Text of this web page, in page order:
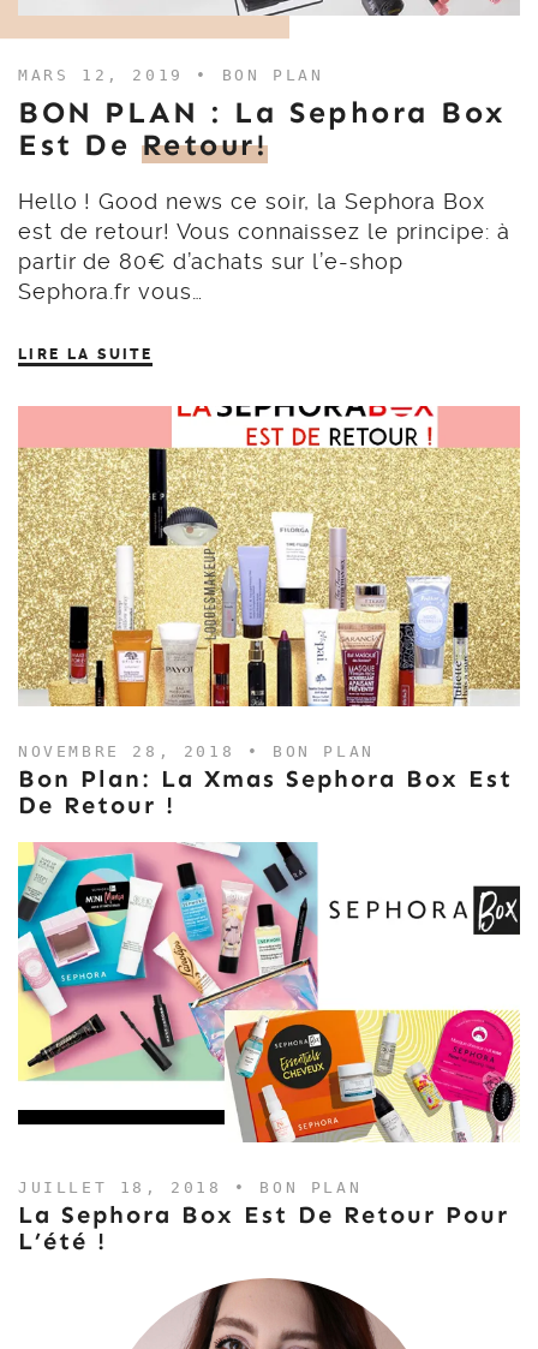
MARS 12, 2019 • BON PLAN
BON PLAN : La Sephora Box
Est De Retour!
Hello ! Good news ce soir, la Sephora Box
est de retour! Vous connaissez le principe: à
partir de 80€ d’achats sur l’e-shop
Sephora.fr vous…
LIRE LA SUITE
NOVEMBRE 28, 2018 • BON PLAN
Bon Plan: La Xmas Sephora Box Est
De Retour !
JUILLET 18, 2018 • BON PLAN
La Sephora Box Est De Retour Pour
L’été !